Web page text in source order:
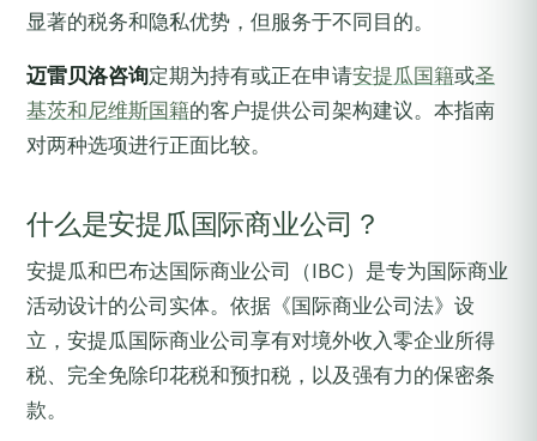
显著的税务和隐私优势，但服务于不同目的。
迈雷贝洛咨询定期为持有或正在申请安提瓜国籍或圣
基茨和尼维斯国籍的客户提供公司架构建议。本指南
对两种选项进行正面比较。
什么是安提瓜国际商业公司？
安提瓜和巴布达国际商业公司（IBC）是专为国际商业
活动设计的公司实体。依据《国际商业公司法》设
立，安提瓜国际商业公司享有对境外收入零企业所得
税、完全免除印花税和预扣税，以及强有力的保密条
款。